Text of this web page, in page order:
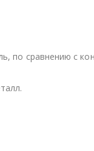
по сравнению с